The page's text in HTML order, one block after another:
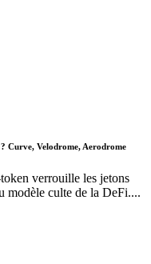
Curve, Velodrome, Aerodrome
verrouille les jetons
modèle culte de la DeFi....